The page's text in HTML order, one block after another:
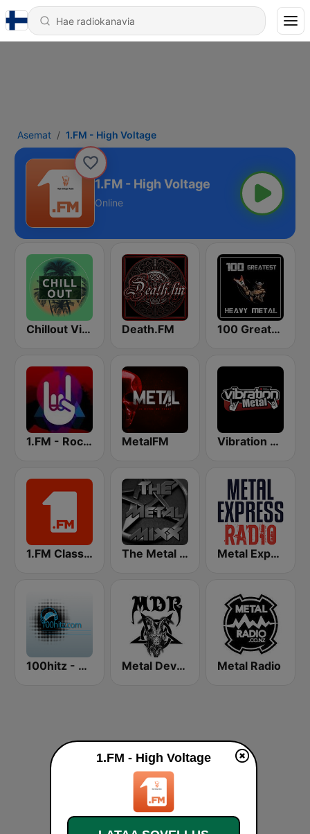
Asemat 1.FM - High Voltage
1.FM - High Voltage
Online
Chillout Vibes Death.FM 100 Greatest Heavy Metal
1.FM - Rock Classics MetalFM Vibration Metal
1.FM Classic Rock The Metal MIXX Metal Express
100hitz - Metal Metal Devastation Radio Metal Radio
1.FM - High Voltage